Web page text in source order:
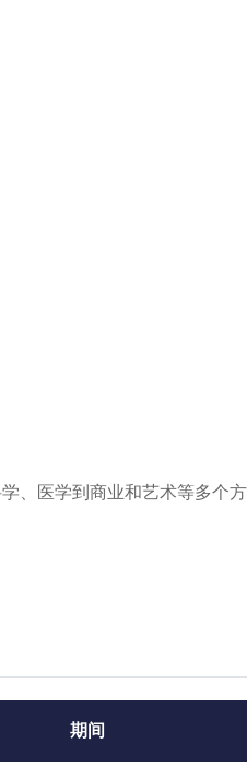
、医学到商业和艺术等多个
期间